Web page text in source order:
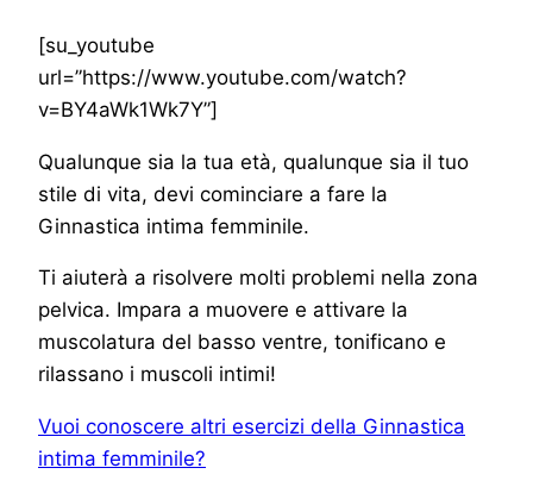
[su_youtube
url=”https://www.youtube.com/watch?
v=BY4aWk1Wk7Y”]
Qualunque sia la tua età, qualunque sia il tuo
stile di vita, devi cominciare a fare la
Ginnastica intima femminile.
Ti aiuterà a risolvere molti problemi nella zona
pelvica. Impara a muovere e attivare la
muscolatura del basso ventre, tonificano e
rilassano i muscoli intimi!
Vuoi conoscere altri esercizi della Ginnastica
intima femminile?